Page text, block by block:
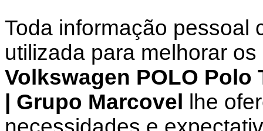
Toda informação pessoal
utilizada para melhorar
Volkswagen POLO Polo
| Grupo Marcovel
lhe